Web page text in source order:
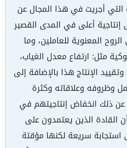
التي أجريت في هذا المجال عن
إنتاجية أعلى في المدى القصير
المعنوية للعاملين، وما
مثل: ارتفاع معدل الغياب،
الإنتاج هذا بالإضافة إلى
وظروفه وعلاقاته وكثرة
عن ذلك انخفاض إنتاجيتهم في
القادة الذين يعتمدون على
استجابة سريعة لكنها مؤقتة